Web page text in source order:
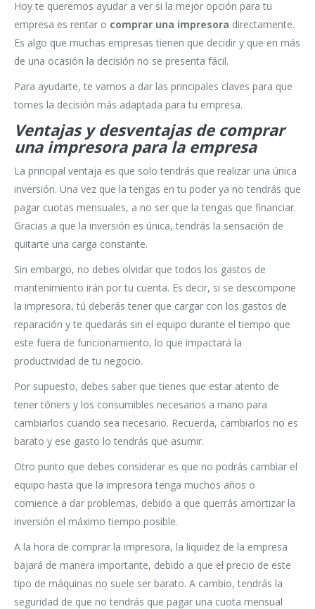
Hoy te queremos ayudar a ver si la mejor opción para tu
empresa es rentar o comprar una impresora directamente.
Es algo que muchas empresas tienen que decidir y que en más
de una ocasión la decisión no se presenta fácil.
Para ayudarte, te vamos a dar las principales claves para que
tomes la decisión más adaptada para tu empresa.
Ventajas y desventajas de comprar
una impresora para la empresa
La principal ventaja es que solo tendrás que realizar una única
inversión. Una vez que la tengas en tu poder ya no tendrás que
pagar cuotas mensuales, a no ser que la tengas que financiar.
Gracias a que la inversión es única, tendrás la sensación de
quitarte una carga constante.
Sin embargo, no debes olvidar que todos los gastos de
mantenimiento irán por tu cuenta. Es decir, si se descompone
la impresora, tú deberás tener que cargar con los gastos de
reparación y te quedarás sin el equipo durante el tiempo que
este fuera de funcionamiento, lo que impactará la
productividad de tu negocio.
Por supuesto, debes saber que tienes que estar atento de
tener tóners y los consumibles necesarios a mano para
cambiarlos cuando sea necesario. Recuerda, cambiarlos no es
barato y ese gasto lo tendrás que asumir.
Otro punto que debes considerar es que no podrás cambiar el
equipo hasta que la impresora tenga muchos años o
comience a dar problemas, debido a que querrás amortizar la
inversión el máximo tiempo posible.
A la hora de comprar la impresora, la liquidez de la empresa
bajará de manera importante, debido a que el precio de este
tipo de máquinas no suele ser barato. A cambio, tendrás la
seguridad de que no tendrás que pagar una cuota mensual